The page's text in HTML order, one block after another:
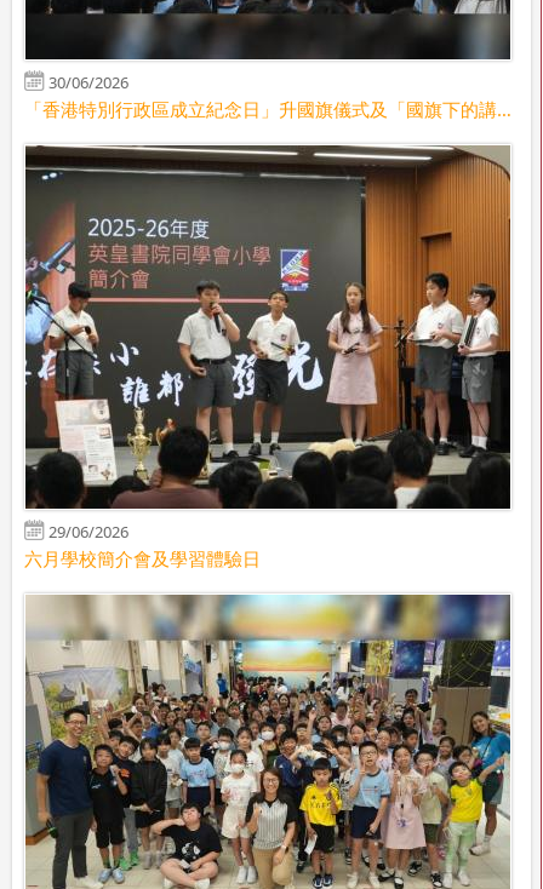
30/06/2026
「香港特別行政區成立紀念日」升國旗儀式及「國旗下的講話」
29/06/2026
六月學校簡介會及學習體驗日